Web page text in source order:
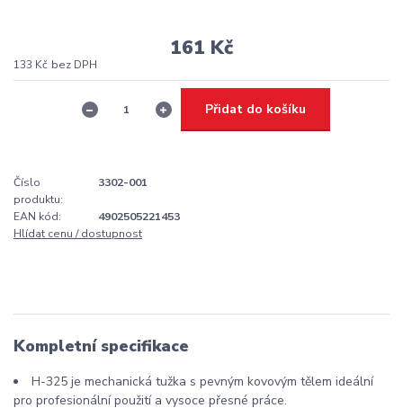
161 Kč
133 Kč bez DPH
Přidat do košíku
Číslo
produktu:
3302-001
EAN kód:
4902505221453
Hlídat cenu / dostupnost
Kompletní specifikace
H-325 je mechanická tužka s pevným kovovým tělem ideální
pro profesionální použití a vysoce přesné práce.